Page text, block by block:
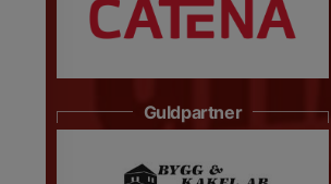
Guldpartner